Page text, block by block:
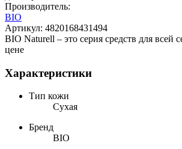
Производитель:
BIO
Артикул: 4820168431494
BIO Naturell – это серия средств для всей
цене
Характеристики
Тип кожи
Сухая
Бренд
BIO